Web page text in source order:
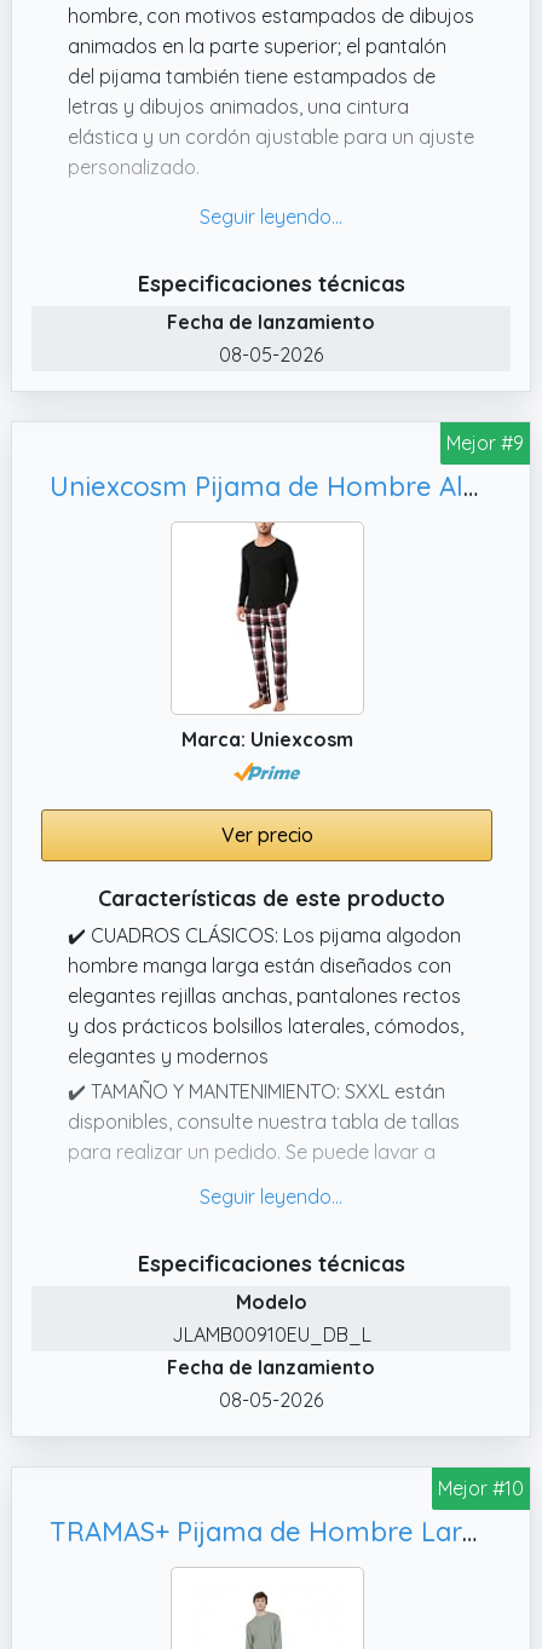
reconfortan
hombre, con motivos estampados de dibujos
animados en la parte superior; el pantalón
del pijama también tiene estampados de
letras y dibujos animados, una cintura
elástica y un cordón ajustable para un ajuste
personalizado.
dormitorio, la sala de estar o la cocina, estos
garantizarán comodidad durante el sueño o
las actividades.
✔️ Pijama Verano Hombre. : El conjunto de
pijama para hombres incluye pijamas de
✔️ Pijama Hombre Algodon. : El conjunto de
pijama corto de manga corta para hombres
transpirable y absorbente del sudor.
✔️ Conjunto de Pijama de Manga Corta
Hombres. : Este conjunto de pijama de dos
piezas de algodón es cómodo y práctico, es
la elección perfecta para una buena noche
Especificaciones técnicas
Fecha de lanzamiento
08-05-2026
Mejor #9
Uniexcosm Pijama de Hombre Algodón de Cuadros Manga Larga Con Bolsillo - Ropa de Casa Cuello Redondo Conjunto Suave Para Casual Hogar - Negro Oscuro L
Marca: Uniexcosm
Ver precio
Características de este producto
✔️ CUADROS CLÁSICOS: Los pijama algodon
hombre manga larga están diseñados con
elegantes rejillas anchas, pantalones rectos
y dos prácticos bolsillos laterales, cómodos,
elegantes y modernos
✔️ TAMAÑO Y MANTENIMIENTO: SXXL están
disponibles, consulte nuestra tabla de tallas
para realizar un pedido. Se puede lavar a
agua fría, no usar lejía
hombre están diseñados para la comodidad
clásica, versión suelta, desenfrenada, fácil de
estirar, adecuada para la mayoría de
figuras, la mejor opción para el tiempo libre
✔️ MATERIAL CÓMODO: Los pijama de
cuadros hombre están hechos de 95%
algodón + 5% elastano, que es cómodo y
que le permiten tener un sueño cómodo y un
tiempo de ocio
✔️ ELECCIÓN IDEAL: Los pijama de hombre
son un regalo ideal para padre, novios,
Especificaciones técnicas
Modelo
JLAMB00910EU_DB_L
Fecha de lanzamiento
08-05-2026
Mejor #10
TRAMAS+ Pijama de Hombre Largo, Cuadro Danke Verde Cacería